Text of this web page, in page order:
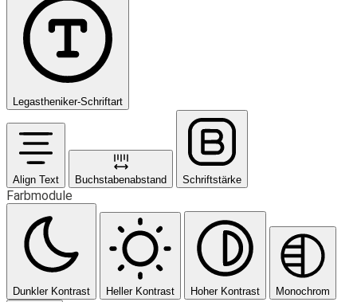
Legastheniker-Schriftart
Align Text Buchstabenabstand Schriftstärke
Farbmodule
Dunkler Kontrast Heller Kontrast Hoher Kontrast Monochrom